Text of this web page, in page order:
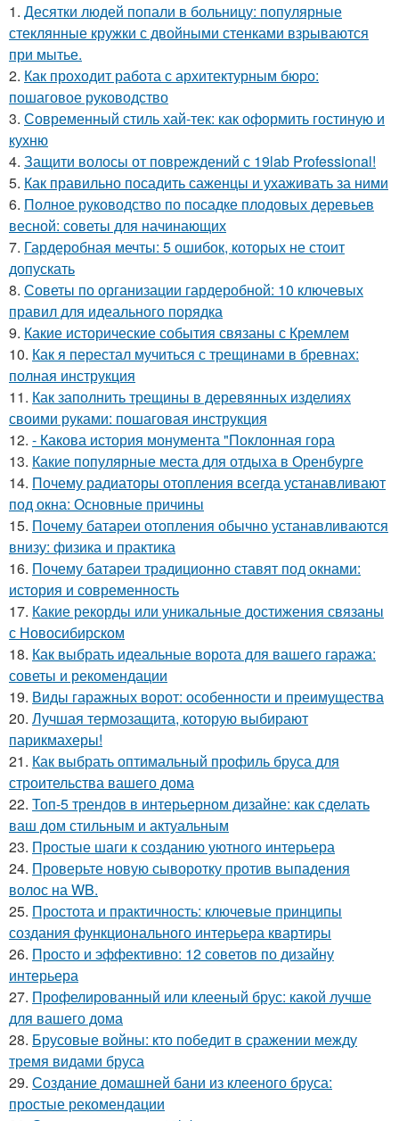
1. Десятки людей попали в больницу: популярные
стеклянные кружки с двойными стенками взрываются
при мытье.
2. Как проходит работа с архитектурным бюро:
пошаговое руководство
3. Современный стиль хай-тек: как оформить гостиную и
кухню
4. Защити волосы от повреждений с 19lab Professional!
5. Как правильно посадить саженцы и ухаживать за ними
6. Полное руководство по посадке плодовых деревьев
весной: советы для начинающих
7. Гардеробная мечты: 5 ошибок, которых не стоит
допускать
8. Советы по организации гардеробной: 10 ключевых
правил для идеального порядка
9. Какие исторические события связаны с Кремлем
10. Как я перестал мучиться с трещинами в бревнах:
полная инструкция
11. Как заполнить трещины в деревянных изделиях
своими руками: пошаговая инструкция
12. - Какова история монумента "Поклонная гора
13. Какие популярные места для отдыха в Оренбурге
14. Почему радиаторы отопления всегда устанавливают
под окна: Основные причины
15. Почему батареи отопления обычно устанавливаются
внизу: физика и практика
16. Почему батареи традиционно ставят под окнами:
история и современность
17. Какие рекорды или уникальные достижения связаны
с Новосибирском
18. Как выбрать идеальные ворота для вашего гаража:
советы и рекомендации
19. Виды гаражных ворот: особенности и преимущества
20. Лучшая термозащита, которую выбирают
парикмахеры!
21. Как выбрать оптимальный профиль бруса для
строительства вашего дома
22. Топ-5 трендов в интерьерном дизайне: как сделать
ваш дом стильным и актуальным
23. Простые шаги к созданию уютного интерьера
24. Проверьте новую сыворотку против выпадения
волос на WB.
25. Простота и практичность: ключевые принципы
создания функционального интерьера квартиры
26. Просто и эффективно: 12 советов по дизайну
интерьера
27. Профелированный или клееный брус: какой лучше
для вашего дома
28. Брусовые войны: кто победит в сражении между
тремя видами бруса
29. Создание домашней бани из клееного бруса:
простые рекомендации